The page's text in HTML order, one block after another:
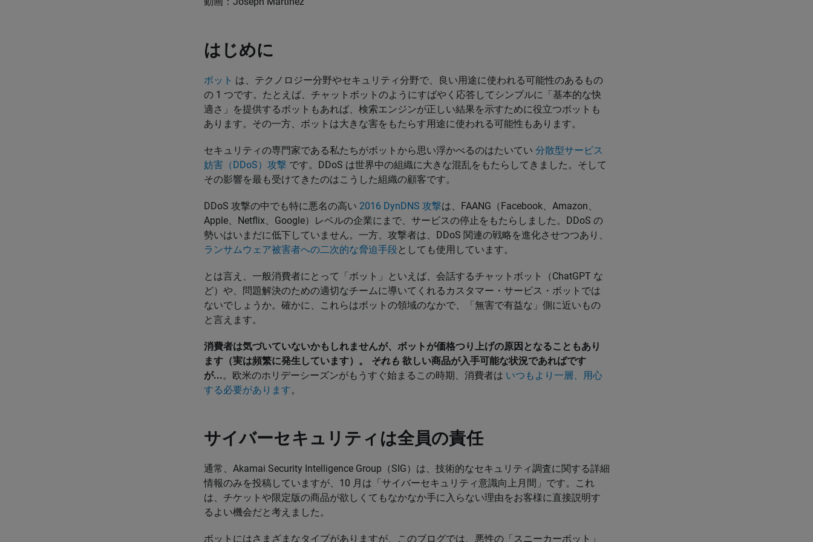
はじめに
ボット は、テクノロジー分野やセキュリティ分野で、良い用途に使われる可能性のあるもの
の 1 つです。たとえば、チャットボットのようにすばやく応答してシンプルに「基本的な快
適さ」を提供するボットもあれば、検索エンジンが正しい結果を示すために役立つボットも
あります。その一方、ボットは大きな害をもたらす用途に使われる可能性もあります。
セキュリティの専門家である私たちがボットから思い浮かべるのはたいてい 分散型サービス
妨害（DDoS）攻撃 です。DDoS は世界中の組織に大きな混乱をもたらしてきました。そして
その影響を最も受けてきたのはこうした組織の顧客です。
DDoS 攻撃の中でも特に悪名の高い 2016 DynDNS 攻撃は、FAANG（Facebook、Amazon、
Apple、Netflix、Google）レベルの企業にまで、サービスの停止をもたらしました。DDoS の
勢いはいまだに低下していません。一方、攻撃者は、DDoS 関連の戦略を進化させつつあり、
ランサムウェア被害者への二次的な脅迫手段としても使用しています。
とは言え、一般消費者にとって「ボット」といえば、会話するチャットボット（ChatGPT な
ど）や、問題解決のための適切なチームに導いてくれるカスタマー・サービス・ボットでは
ないでしょうか。確かに、これらはボットの領域のなかで、「無害で有益な」側に近いもの
と言えます。
消費者は気づいていないかもしれませんが、ボットが価格つり上げの原因となることもあり
ます（実は頻繁に発生しています）。
それも 欲しい商品が入手可能な状況であればです
が...。欧米のホリデーシーズンがもうすぐ始まるこの時期、消費者は いつもより一層、用心
する必要があります。
サイバーセキュリティは全員の責任
通常、Akamai Security Intelligence Group（SIG）は、技術的なセキュリティ調査に関する詳細
情報のみを投稿していますが、10 月は「サイバーセキュリティ意識向上月間」です。これ
は、チケットや限定版の商品が欲しくてもなかなか手に入らない理由をお客様に直接説明す
るよい機会だと考えました。
ボットにはさまざまなタイプがありますが、このブログでは、悪性の「スニーカーボット」